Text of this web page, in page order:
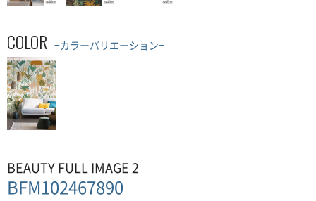
COLOR −カラーバリエーション−
BEAUTY FULL IMAGE 2
BFM102467890